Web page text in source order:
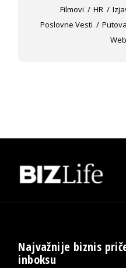
Filmovi
HR
Poslovne Vesti
Najvažnije biznis
inboksu